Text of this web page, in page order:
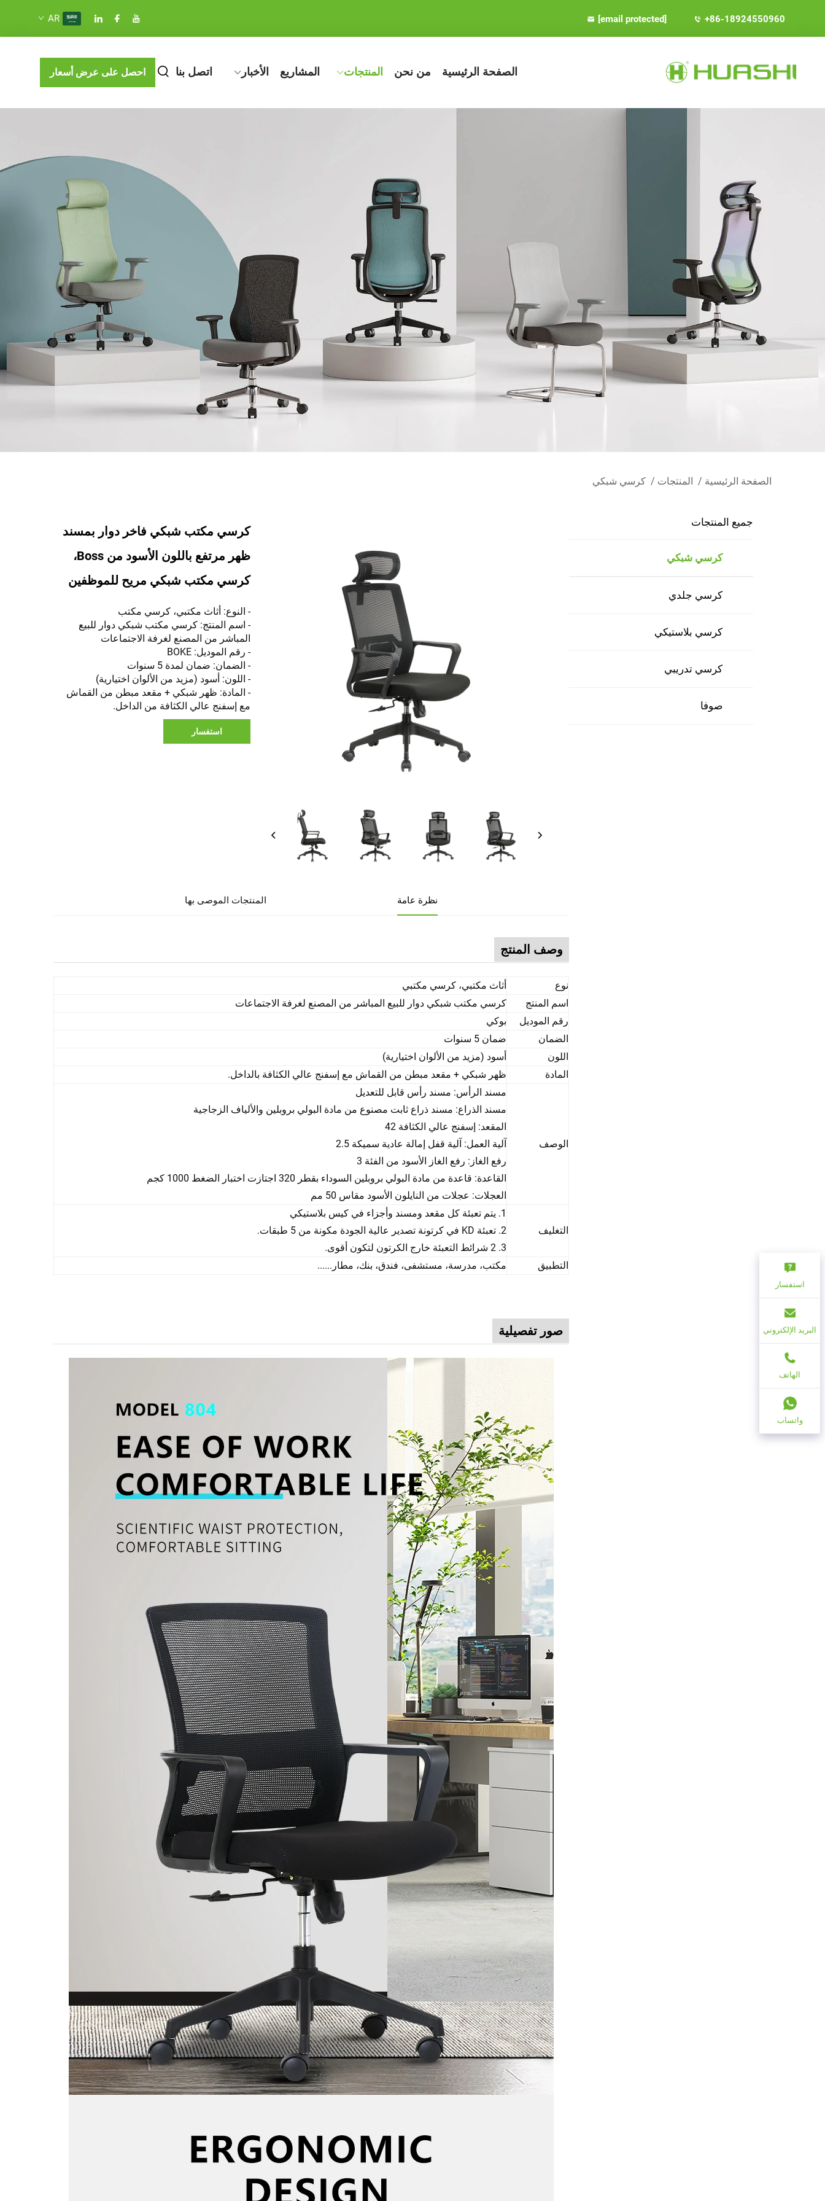
+86-18924550960
[email protected]
AR
الصفحة الرئيسية من نحن المنتجات المشاريع الأخبار اتصل بنا احصل على عرض أسعار
الصفحة الرئيسية / المنتجات / كرسي شبكي
جميع المنتجات
كرسي شبكي
كرسي جلدي
كرسي بلاستيكي
كرسي تدريبي
صوفا
كرسي مكتب شبكي فاخر دوار بمسند
ظهر مرتفع باللون الأسود من Boss،
كرسي مكتب شبكي مريح للموظفين
- النوع: أثاث مكتبي، كرسي مكتب
- اسم المنتج: كرسي مكتب شبكي دوار للبيع
المباشر من المصنع لغرفة الاجتماعات
- رقم الموديل: BOKE
- الضمان: ضمان لمدة 5 سنوات
- اللون: أسود (مزيد من الألوان اختيارية)
- المادة: ظهر شبكي + مقعد مبطن من القماش
مع إسفنج عالي الكثافة من الداخل.
استفسار
نظرة عامة المنتجات الموصى بها
وصف المنتج
نوع
أثاث مكتبي، كرسي مكتبي
اسم المنتج
كرسي مكتب شبكي دوار للبيع المباشر من المصنع لغرفة الاجتماعات
رقم الموديل
بوكي
الضمان
ضمان 5 سنوات
اللون
أسود (مزيد من الألوان اختيارية)
المادة
ظهر شبكي + مقعد مبطن من القماش مع إسفنج عالي الكثافة بالداخل.
الوصف
مسند الرأس: مسند رأس قابل للتعديل
مسند الذراع: مسند ذراع ثابت مصنوع من مادة البولي بروبلين والألياف الزجاجية
المقعد: إسفنج عالي الكثافة 42
آلية العمل: آلية قفل إمالة عادية سميكة 2.5
رفع الغاز: رفع الغاز الأسود من الفئة 3
القاعدة: قاعدة من مادة البولي بروبلين السوداء بقطر 320 اجتازت اختبار الضغط 1000 كجم
العجلات: عجلات من النايلون الأسود مقاس 50 مم
التغليف
1. يتم تعبئة كل مقعد ومسند وأجزاء في كيس بلاستيكي
2. تعبئة KD في كرتونة تصدير عالية الجودة مكونة من 5 طبقات.
3. 2 شرائط التعبئة خارج الكرتون لتكون أقوى.
التطبيق
مكتب، مدرسة، مستشفى، فندق، بنك، مطار......
صور تفصيلية
استفسار
البريد الإلكتروني
الهاتف
واتساب